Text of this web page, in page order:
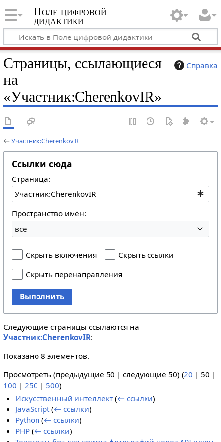
Поле цифровой
дидактики
Справка
Страницы, ссылающиеся
на
«Участник:CherenkovIR»
←Участник:CherenkovIR
Ссылки сюда
Страница:
Пространство имён:
все
Скрыть включения
Скрыть ссылки
Скрыть перенаправления
Выполнить
Следующие страницы ссылаются на
Участник:CherenkovIR:
Показано 8 элементов.
Просмотреть (предыдущие 50 | следующие 50) (20 | 50 |
100 | 250 | 500)
Искусственный интеллект (← ссылки)
JavaScript (← ссылки)
Python (← ссылки)
PHP (← ссылки)